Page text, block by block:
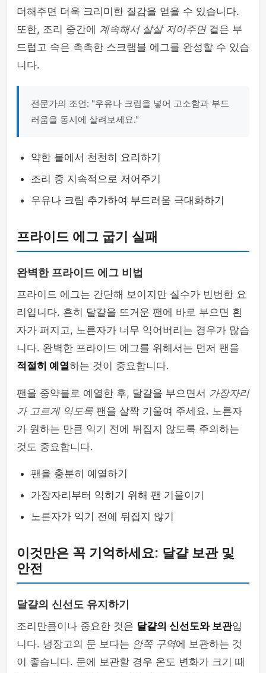
더해주면 더욱 크리미한 질감을 얻을 수 있습니다.
또한, 조리 중간에 계속해서 살살 저어주면겉은 부
드럽고 속은 촉촉한 스크램블 에그를 완성할 수 있습
니다.
전문가의 조언: "우유나 크림을 넣어 고소함과 부드
러움을 동시에 살려보세요."
약한 불에서 천천히 요리하기
조리 중 지속적으로 저어주기
우유나 크림 추가하여 부드러움 극대화하기
프라이드 에그 굽기 실패
완벽한 프라이드 에그 비법
프라이드 에그는 간단해 보이지만 실수가 빈번한 요
리입니다. 흔히 달걀을 뜨거운 팬에 바로 부으면 흰
자가 퍼지고, 노른자가 너무 익어버리는 경우가 많습
니다. 완벽한 프라이드 에그를 위해서는 먼저 팬을
적절히 예열하는 것이 중요합니다.
팬을 중약불로 예열한 후, 달걀을 부으면서 가장자리
가 고르게 익도록 팬을 살짝 기울여 주세요. 노른자
가 원하는 만큼 익기 전에 뒤집지 않도록 주의하는
것도 중요합니다.
팬을 충분히 예열하기
가장자리부터 익히기 위해 팬 기울이기
노른자가 익기 전에 뒤집지 않기
이것만은 꼭 기억하세요: 달걀 보관 및
안전
달걀의 신선도 유지하기
조리만큼이나 중요한 것은 달걀의 신선도와 보관입
니다. 냉장고의 문 보다는 안쪽 구역에 보관하는 것
이 좋습니다. 문에 보관할 경우 온도 변화가 크기 때